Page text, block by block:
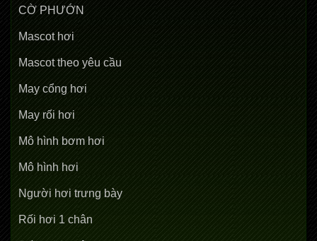
CỜ PHƯỚN
Mascot hơi
Mascot theo yêu cầu
May cổng hơi
May rối hơi
Mô hình bơm hơi
Mô hình hơi
Người hơi trưng bày
Rối hơi 1 chân